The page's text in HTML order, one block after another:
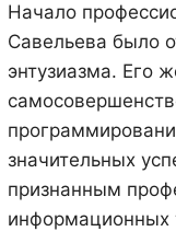
Начало
Савельева было
энтузиазма. Его
значительных
признанным
информационных